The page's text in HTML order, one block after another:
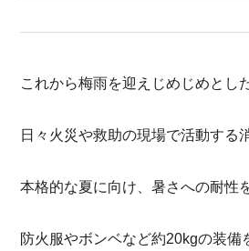
これから梅雨を迎えじめじめとし
日々火災や救助の現場で活動する
本格的な夏に向け、暑さへの耐性
防火服やボンベなど約20kgの装備